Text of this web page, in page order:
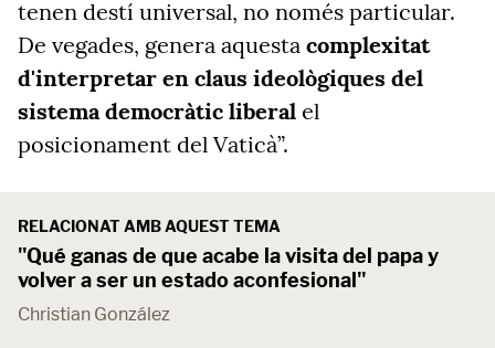
tenen destí universal, no només particular.
De vegades, genera aquesta complexitat
d'interpretar en claus ideològiques del
sistema democràtic liberal el
posicionament del Vaticà”.
RELACIONAT AMB AQUEST TEMA
"Qué ganas de que acabe la visita del papa y
volver a ser un estado aconfesional"
Christian González